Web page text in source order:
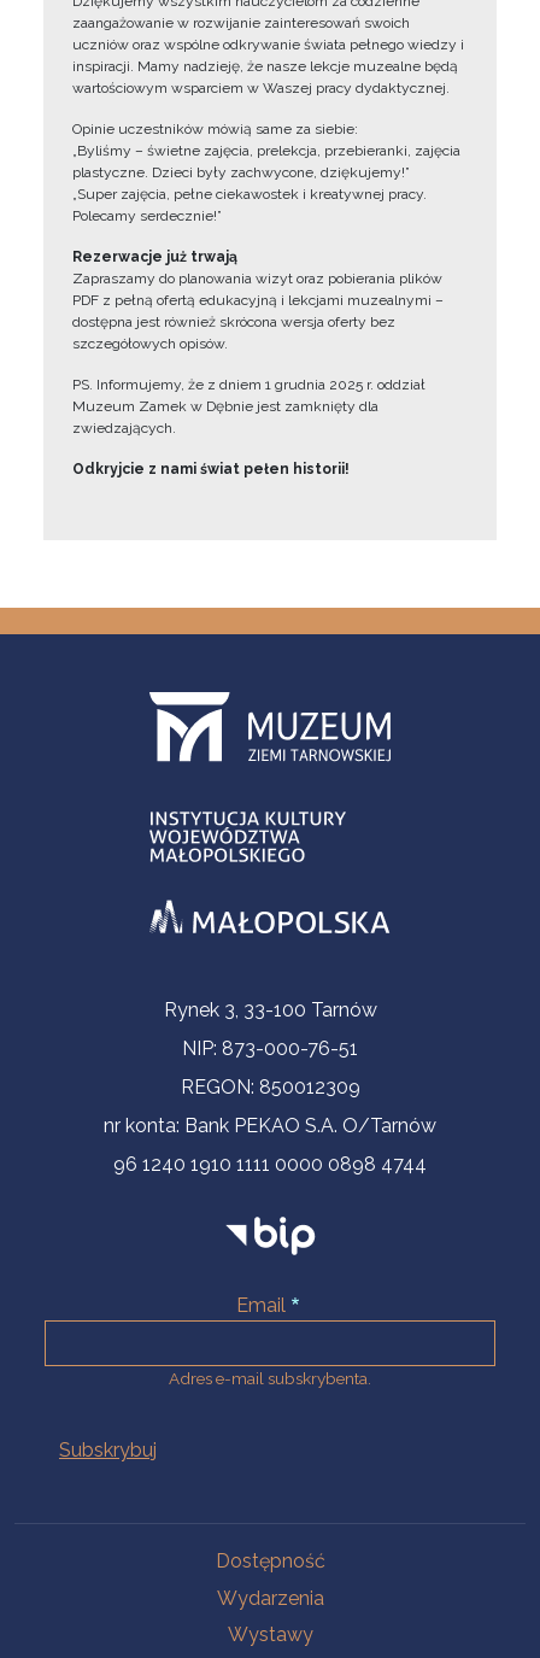
zaangażowanie w rozwijanie zainteresowań swoich
uczniów oraz wspólne odkrywanie świata pełnego wiedzy i
inspiracji. Mamy nadzieję, że nasze lekcje muzealne będą
wartościowym wsparciem w Waszej pracy dydaktycznej.
Opinie uczestników mówią same za siebie:
„Byliśmy – świetne zajęcia, prelekcja, przebieranki, zajęcia
plastyczne. Dzieci były zachwycone, dziękujemy!”
„Super zajęcia, pełne ciekawostek i kreatywnej pracy.
Polecamy serdecznie!”
Rezerwacje już trwają
Zapraszamy do planowania wizyt oraz pobierania plików
PDF z pełną ofertą edukacyjną i lekcjami muzealnymi –
dostępna jest również skrócona wersja oferty bez
szczegółowych opisów.
PS. Informujemy, że z dniem 1 grudnia 2025 r. oddział
Muzeum Zamek w Dębnie jest zamknięty dla
zwiedzających.
Odkryjcie z nami świat pełen historii!
Informacje kontaktoweRynek 3, 33-100 Tarnów
NIP: 873-000-76-51
REGON: 850012309
nr konta: Bank PEKAO S.A. O/Tarnów
96 1240 1910 1111 0000 0898 4744
Email
Adres e-mail subskrybenta.
Dostępność
Wydarzenia
Wystawy